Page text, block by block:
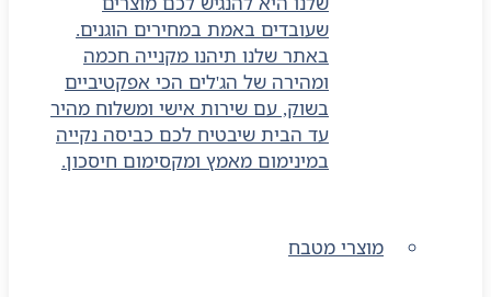
שעובדים באמת במחירים הוגנים.
באתר שלנו תיהנו מקנייה חכמה
ומהירה של הג'לים הכי אפקטיביים
בשוק, עם שירות אישי ומשלוח מהיר
עד הבית שיבטיח לכם כביסה נקייה
במינימום מאמץ ומקסימום חיסכון.
מוצרי מטבח